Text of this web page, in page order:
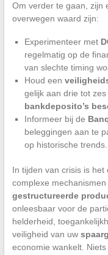
Om verder te gaan, zijn
overwegen waard zijn:
Experimenteer met
regelmatig op de
van slechte timing
Houd een
gelijk aan drie tot
bankdeposito’s
Informeer bij de
beleggingen aan te
op historische trends.
In tijden van crisis is
complexe
gestructureerde
onleesbaar voor de
helderheid,
veiligheid van uw
economie wankelt.